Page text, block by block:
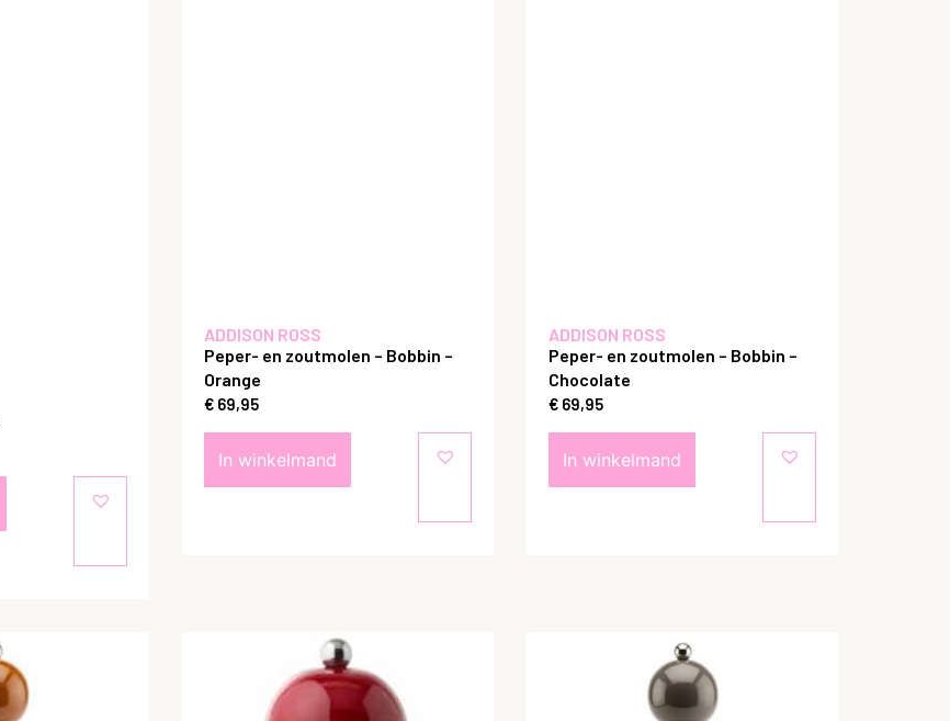
ADDISON ROSS
Peper- en zoutmolen – Bobbin –
Orange
€ 69,95
In winkelmand
ADDISON ROSS
Peper- en zoutmolen – Bobbin –
Chocolate
€ 69,95
In winkelmand